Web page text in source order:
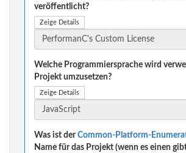
veröffentlicht?
Zeige Details
Welche Programmiersprache wird
Projekt umzusetzen?
Zeige Details
Was ist derCommon-Platform-
Name für das Projekt (wenn es einen